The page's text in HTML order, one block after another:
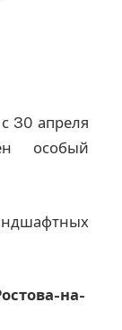
30 апреля
особый
на-